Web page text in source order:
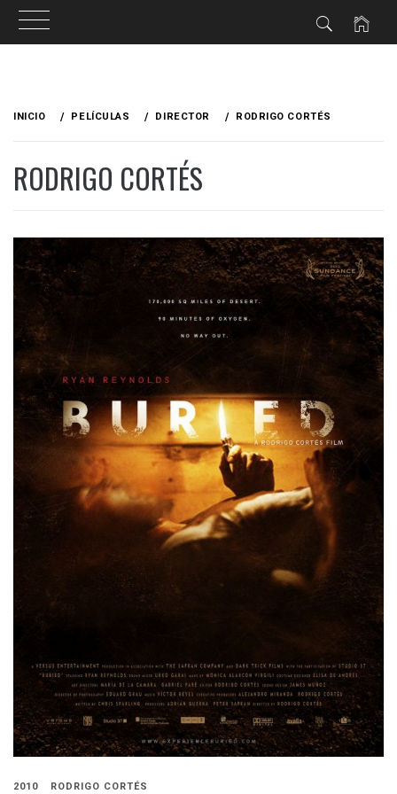
INICIO PELÍCULAS DIRECTOR RODRIGO CORTÉS
RODRIGO CORTÉS
2010 RODRIGO CORTÉS